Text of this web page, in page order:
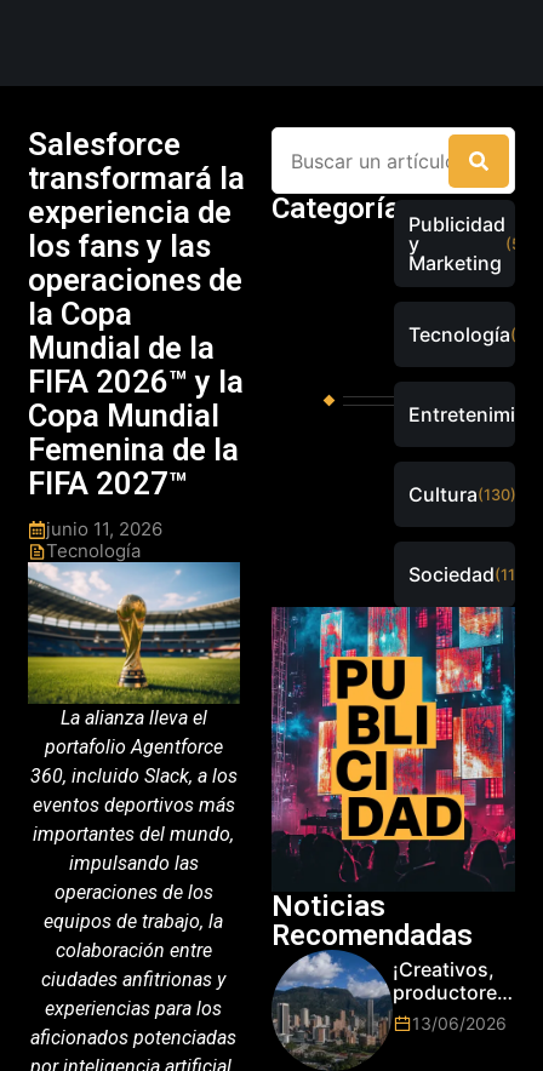
Salesforce
transformará la
experiencia de
los fans y las
operaciones de
la Copa
Mundial de la
FIFA 2026™ y la
Copa Mundial
Femenina de la
FIFA 2027™
junio 11, 2026
Tecnología
La alianza lleva el
portafolio Agentforce
360, incluido Slack, a los
eventos deportivos más
importantes del mundo,
impulsando las
operaciones de los
equipos de trabajo, la
colaboración entre
ciudades anfitrionas y
experiencias para los
aficionados potenciadas
CategoríasPublicidad
y
Marketing
Tecnología
Cultura(130)
Sociedad(115)
Noticias
Recomendadas
¡Creativos,
productores
y cracks de
la tecnología
13/06/2026